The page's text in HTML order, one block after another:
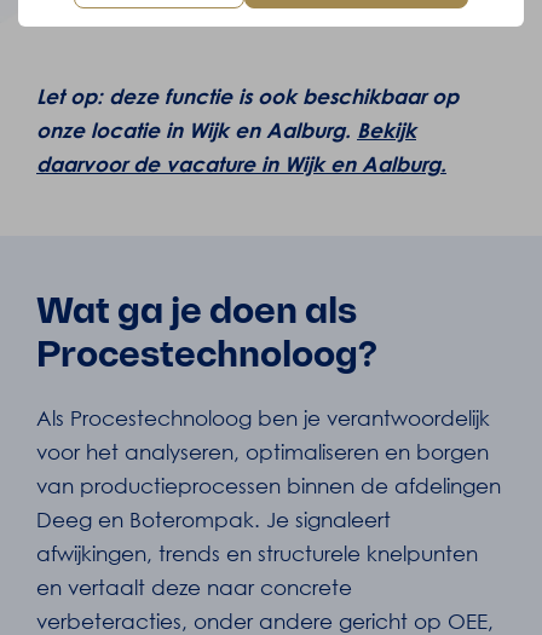
Let op: deze functie is ook beschikbaar op
onze locatie in Wijk en Aalburg. Bekijk
daarvoor de vacature in Wijk en Aalburg.
Wat ga je doen als
Procestechnoloog?
Als Procestechnoloog ben je verantwoordelijk
voor het analyseren, optimaliseren en borgen
van productieprocessen binnen de afdelingen
Deeg en Boterompak. Je signaleert
afwijkingen, trends en structurele knelpunten
en vertaalt deze naar concrete
verbeteracties, onder andere gericht op OEE,